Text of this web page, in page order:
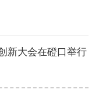
新大会在磴口举行